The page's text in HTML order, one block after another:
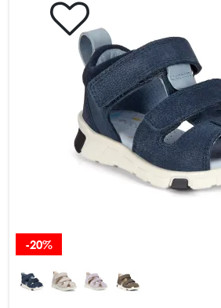
DESPRE COMPANIE
Harta site-ului
POLITICĂ ȘI TERMENI
Termeni și condiții
Politica de confidențialitate
-20%